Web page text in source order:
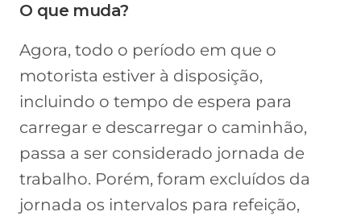
O que muda?
Agora, todo o período em que o
motorista estiver à disposição,
incluindo o tempo de espera para
carregar e descarregar o caminhão,
passa a ser considerado jornada de
trabalho. Porém, foram excluídos da
jornada os intervalos para refeição,